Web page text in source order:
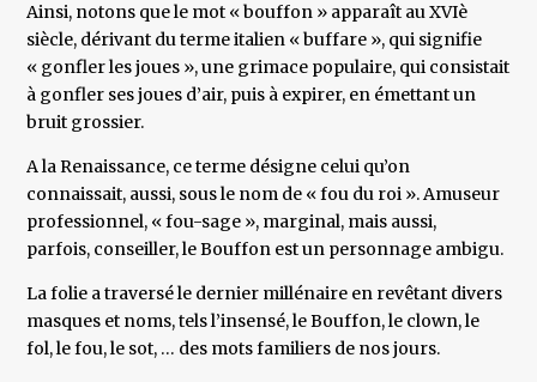
Ainsi, notons que le mot « bouffon » apparaît au XVIè
siècle, dérivant du terme italien « buffare », qui signifie
« gonfler les joues », une grimace populaire, qui consistait
à gonfler ses joues d’air, puis à expirer, en émettant un
bruit grossier.
A la Renaissance, ce terme désigne celui qu’on
connaissait, aussi, sous le nom de « fou du roi ». Amuseur
professionnel, « fou-sage », marginal, mais aussi,
parfois, conseiller, le Bouffon est un personnage ambigu.
La folie a traversé le dernier millénaire en revêtant divers
masques et noms, tels l’insensé, le Bouffon, le clown, le
fol, le fou, le sot, … des mots familiers de nos jours.